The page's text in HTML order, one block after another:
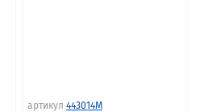
артикул 443014M